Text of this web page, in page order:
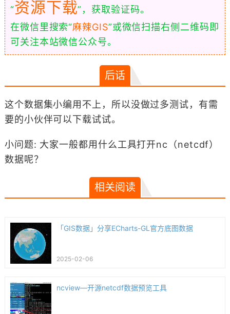
“资源下载”，获取验证码。
在微信里搜索“麻辣GIS”或微信扫描右侧二维码即
可关注本站微信公众号。
后话
这个数据集小编用不上，所以没做过多测试，有需
要的小伙伴可以下载试试。
小问题: 大家一般都用什么工具打开nc（netcdf）
数据呢？
相关阅读
「GIS数据」分享ECharts-GL官方底图数据
2025-02-06
ncview—开源netcdf数据预览工具